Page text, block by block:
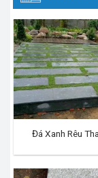
Đá Xanh Rêu